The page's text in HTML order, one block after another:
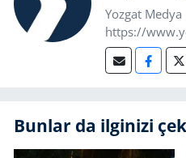
Yozgat Medya
https://
Bunlar da ilginizi